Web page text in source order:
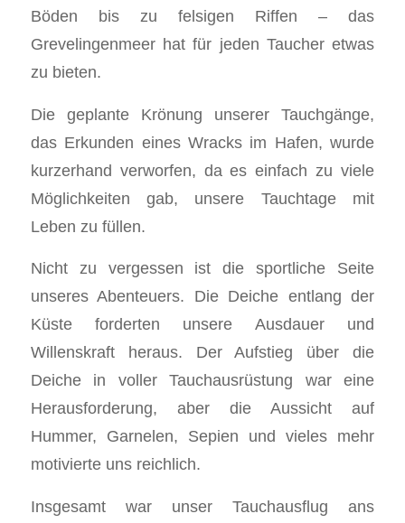
Böden bis zu felsigen Riffen – das
Grevelingenmeer hat für jeden Taucher etwas
zu bieten.
Die geplante Krönung unserer Tauchgänge,
das Erkunden eines Wracks im Hafen, wurde
kurzerhand verworfen, da es einfach zu viele
Möglichkeiten gab, unsere Tauchtage mit
Leben zu füllen.
Nicht zu vergessen ist die sportliche Seite
unseres Abenteuers. Die Deiche entlang der
Küste forderten unsere Ausdauer und
Willenskraft heraus. Der Aufstieg über die
Deiche in voller Tauchausrüstung war eine
Herausforderung, aber die Aussicht auf
Hummer, Garnelen, Sepien und vieles mehr
motivierte uns reichlich.
Insgesamt war unser Tauchausflug ans